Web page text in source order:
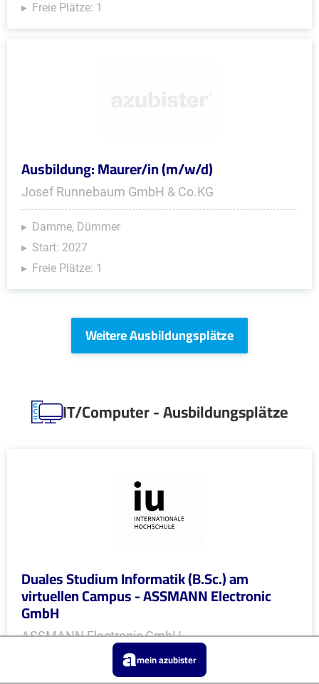
Freie Plätze: 1
Ausbildung: Maurer/in (m/w/d)
Josef Runnebaum GmbH & Co.KG
Damme, Dümmer
Start: 2027
Freie Plätze: 1
Weitere Ausbildungsplätze
IT/Computer - Ausbildungsplätze
Duales Studium Informatik (B.Sc.) am
virtuellen Campus - ASSMANN Electronic
GmbH
ASSMANN Electronic GmbH
In Kooperation mit IU Duales Studium (Internationale
mein azubister